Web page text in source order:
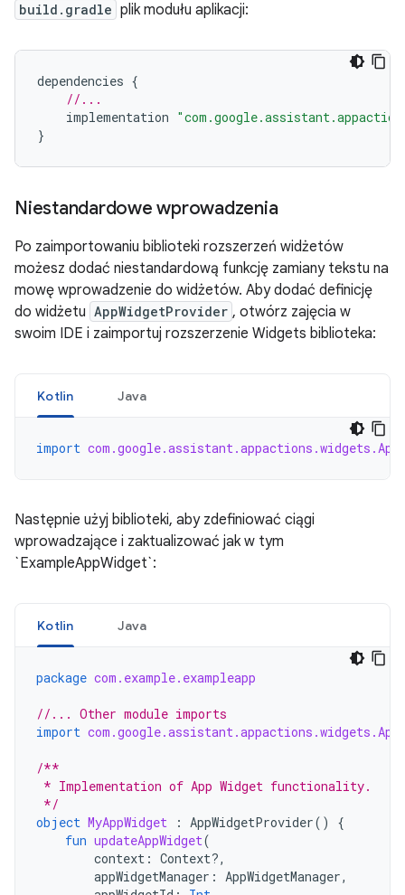
build.gradle plik modułu aplikacji:
dependencies {
//...
implementation
}
Niestandardowe wprowadzenia
Po zaimportowaniu biblioteki rozszerzeń widżetów
możesz dodać niestandardową funkcję zamiany tekstu na
mowę wprowadzenie do widżetów. Aby dodać definicję
do widżetu AppWidgetProvider , otwórz zajęcia w
swoim IDE i zaimportuj rozszerzenie Widgets biblioteka:
Kotlin Java
import
Następnie użyj biblioteki, aby zdefiniować ciągi
wprowadzające i zaktualizować jak w tym
`ExampleAppWidget`:
Kotlin Java
package com.example.exampleapp
//... Other module imports
import
/**
* Implementation of App Widget functionality.
*/
object MyAppWidget : AppWidgetProvider()
{
fun updateAppWidget(
context : Context?,
appWidgetManager : AppWidgetManager,